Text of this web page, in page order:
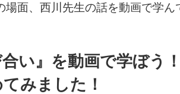
場面、西川先生の話を動画で学ん
合い』を動画で学ぼう
みました！